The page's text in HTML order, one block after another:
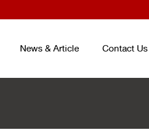
News & Article Contact Us